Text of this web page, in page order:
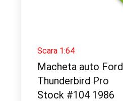
Scara 1:64
Macheta auto Ford
Thunderbird Pro
Stock #104 1986